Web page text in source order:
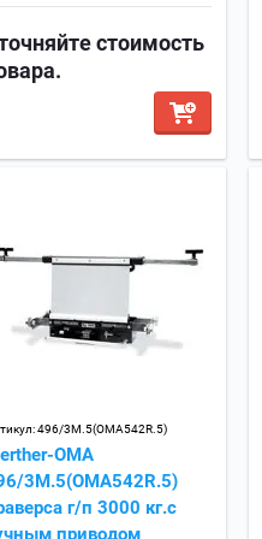
стоимость
496/3M.5(OMA542R.5)
OMA
3M.5(OMA542R.5)
г/п 3000 кг.с
приводом